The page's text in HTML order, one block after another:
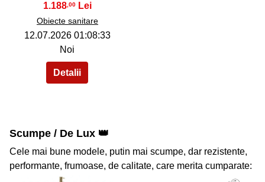
1.188,00
Obiecte sanitare
12.07.2026 01:08:33
Noi
Scumpe / De Lux 👑
Cele mai bune modele, putin mai scumpe, dar rezistente,
performante, frumoase, de calitate, care merita cumparate: